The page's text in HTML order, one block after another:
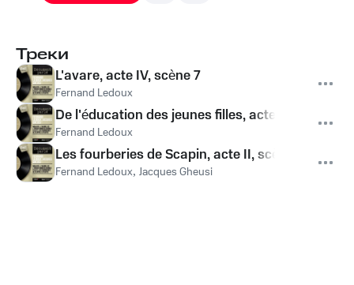
Треки
L'avare, acte IV, scène 7
Fernand Ledoux
De l'éducation des jeunes filles, acte II, scène 7
Fernand Ledoux
Les fourberies de Scapin, acte II, scène 7
Fernand Ledoux, Jacques Gheusi